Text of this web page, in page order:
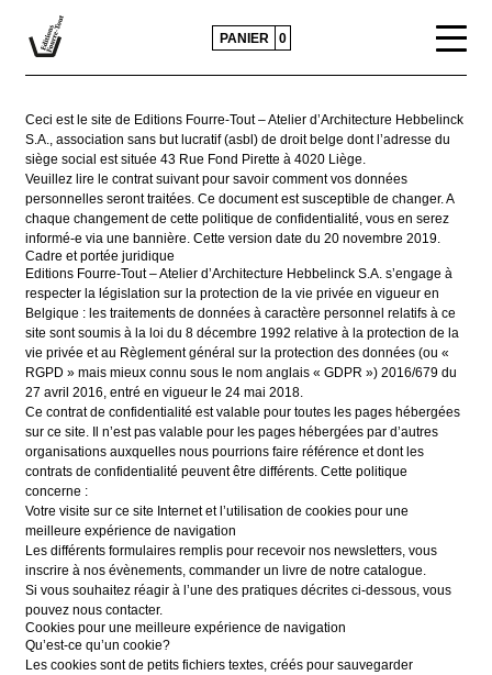
CATALOGUE
ACTUALITÉS
CONTACTS ET DIFFUSION
POLITIQUE ÉDITORIALE
PRESSE
PANIER 0
Ceci est le site de Editions Fourre-Tout – Atelier d’Architecture Hebbelinck
S.A., association sans but lucratif (asbl) de droit belge dont l’adresse du
siège social est située 43 Rue Fond Pirette à 4020 Liège.
Veuillez lire le contrat suivant pour savoir comment vos données
personnelles seront traitées. Ce document est susceptible de changer. A
chaque changement de cette politique de confidentialité, vous en serez
informé-e via une bannière. Cette version date du 20 novembre 2019.
Cadre et portée juridique
Editions Fourre-Tout – Atelier d’Architecture Hebbelinck S.A. s’engage à
respecter la législation sur la protection de la vie privée en vigueur en
Belgique : les traitements de données à caractère personnel relatifs à ce
site sont soumis à la loi du 8 décembre 1992 relative à la protection de la
vie privée et au Règlement général sur la protection des données (ou «
RGPD » mais mieux connu sous le nom anglais « GDPR ») 2016/679 du
27 avril 2016, entré en vigueur le 24 mai 2018.
Ce contrat de confidentialité est valable pour toutes les pages hébergées
sur ce site. Il n’est pas valable pour les pages hébergées par d’autres
organisations auxquelles nous pourrions faire référence et dont les
contrats de confidentialité peuvent être différents. Cette politique
concerne :
Votre visite sur ce site Internet et l’utilisation de cookies pour une
meilleure expérience de navigation
Les différents formulaires remplis pour recevoir nos newsletters, vous
inscrire à nos évènements, commander un livre de notre catalogue.
Si vous souhaitez réagir à l’une des pratiques décrites ci-dessous, vous
pouvez nous contacter.
Cookies pour une meilleure expérience de navigation
Qu’est-ce qu’un cookie?
Les cookies sont de petits fichiers textes, créés pour sauvegarder